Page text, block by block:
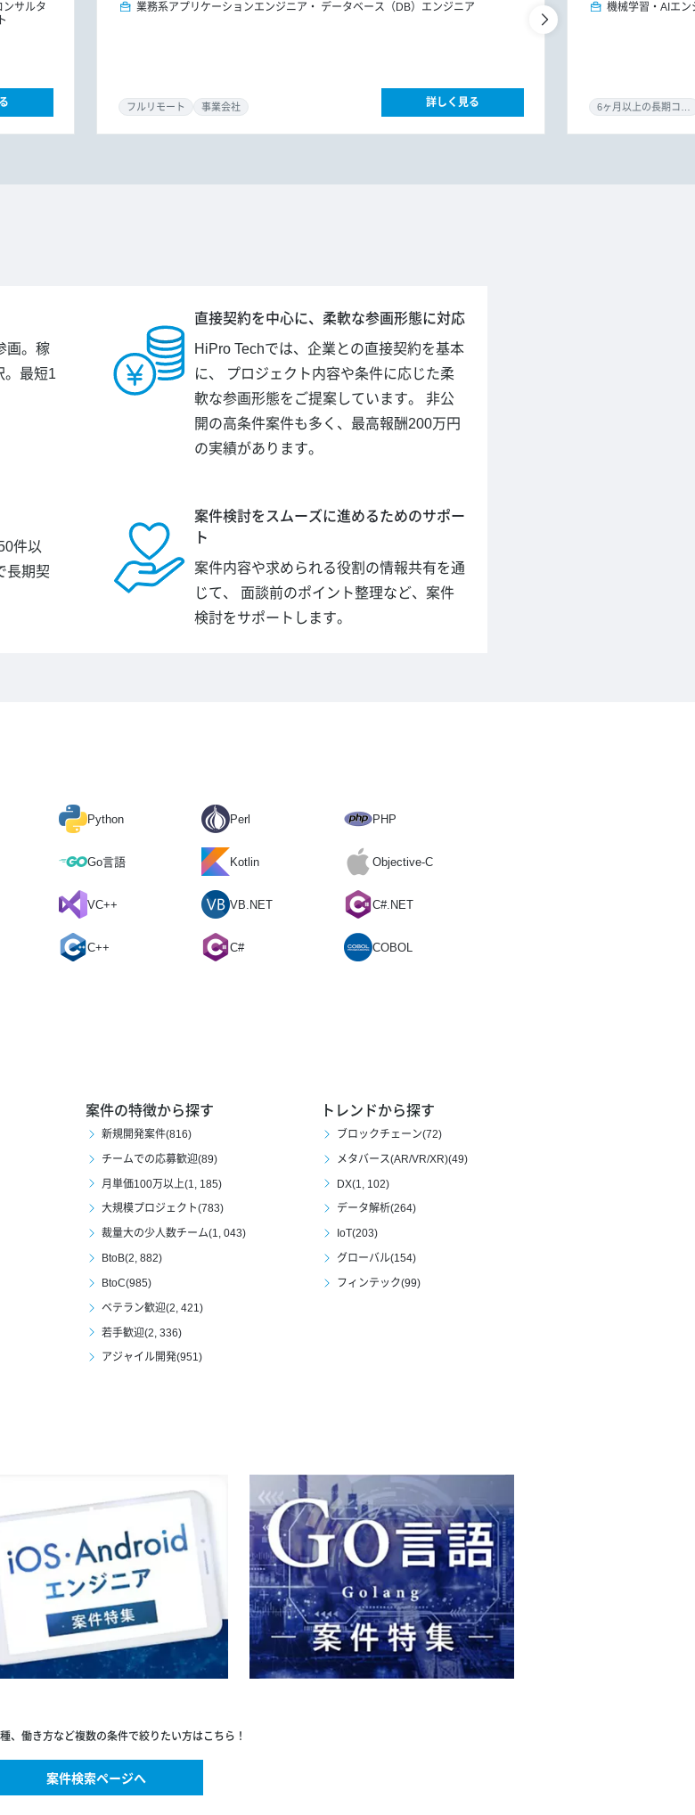
ンサルタ
業務系アプリケーションエンジニア
データベース（DB）エンジニア
フルリモート 事業会社 詳しく見る
機械学習・AIエン
画。稼
。最短1
直接契約を中心に、柔軟な参画形態に対応
HiPro Techでは、企業との直接契約を基本
に、 プロジェクト内容や条件に応じた柔
軟な参画形態をご提案しています。 非公
開の高条件案件も多く、最高報酬200万円
の実績があります。
件以
長期契
案件検討をスムーズに進めるためのサポー
ト
案件内容や求められる役割の情報共有を通
じて、 面談前のポイント整理など、案件
検討をサポートします。
Python Perl PHP
Go言語 Kotlin Objective-C
VC++ VB.NET C#.NET
C++ C# COBOL
案件の特徴から探す
新規開発案件(816)
チームでの応募歓迎(89)
月単価100万以上(1, 185)
大規模プロジェクト(783)
裁量大の少人数チーム(1, 043)
BtoB(2, 882)
BtoC(985)
ベテラン歓迎(2, 421)
若手歓迎(2, 336)
アジャイル開発(951)
トレンドから探す
ブロックチェーン(72)
メタバース(AR/VR/XR)(49)
DX(1, 102)
データ解析(264)
IoT(203)
グローバル(154)
フィンテック(99)
、働き方など複数の条件で絞りたい方はこちら！
案件検索ページへ